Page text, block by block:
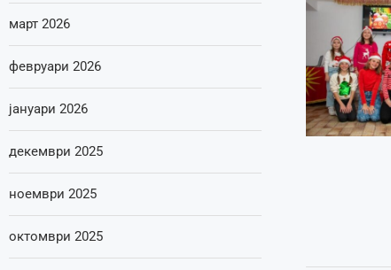
март 2026
февруари 2026
јануари 2026
декември 2025
ноември 2025
октомври 2025